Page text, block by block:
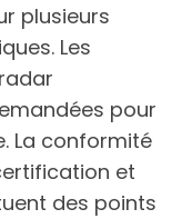
plusieurs
Les
pour
La conformité
et
des points